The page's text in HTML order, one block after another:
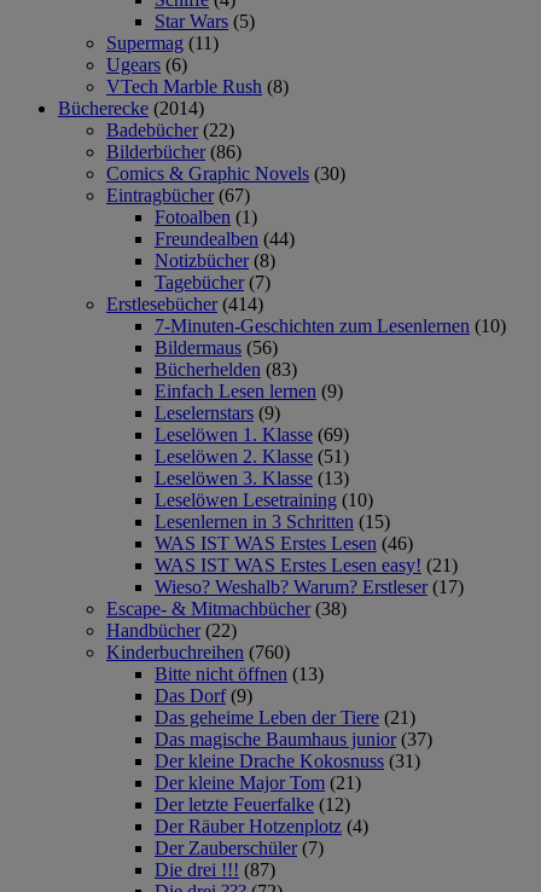
Star Wars (5)
Supermag (11)
Ugears (6)
VTech Marble Rush (8)
Bücherecke (2014)
Badebücher (22)
Bilderbücher (86)
Comics & Graphic Novels (30)
Eintragbücher (67)
Fotoalben (1)
Freundealben (44)
Notizbücher (8)
Tagebücher (7)
Erstlesebücher (414)
7-Minuten-Geschichten zum Lesenlernen (10)
Bildermaus (56)
Bücherhelden (83)
Einfach Lesen lernen (9)
Leselernstars (9)
Leselöwen 1. Klasse (69)
Leselöwen 2. Klasse (51)
Leselöwen 3. Klasse (13)
Leselöwen Lesetraining (10)
Lesenlernen in 3 Schritten (15)
WAS IST WAS Erstes Lesen (46)
WAS IST WAS Erstes Lesen easy! (21)
Wieso? Weshalb? Warum? Erstleser (17)
Escape- & Mitmachbücher (38)
Handbücher (22)
Kinderbuchreihen (760)
Bitte nicht öffnen (13)
Das Dorf (9)
Das geheime Leben der Tiere (21)
Das magische Baumhaus junior (37)
Der kleine Drache Kokosnuss (31)
Der kleine Major Tom (21)
Der letzte Feuerfalke (12)
Der Räuber Hotzenplotz (4)
Der Zauberschüler (7)
Die drei !!! (87)